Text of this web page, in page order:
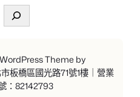
Theme by
板橋區國光路71號1樓｜營業
：82142793